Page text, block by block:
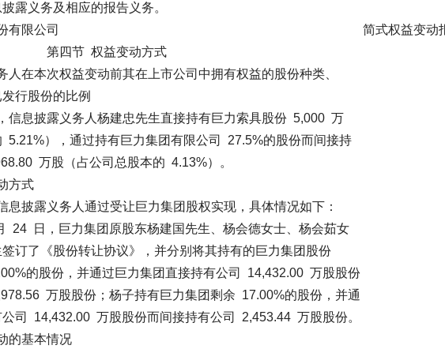
露义务及相应的报告义务。
股份有限公司 简式权益变动报
益变动方式
在本次权益变动前其在上市公司中拥有权益的股份种类、
行股份的比例
息披露义务人杨建忠先生直接持有巨力索具股份 5,000 万
5.21%），通过持有巨力集团有限公司 27.5%的股份而间接持
万股（占公司总股本的 4.13%）。
方式
披露义务人通过受让巨力集团股权实现，具体情况如下：
日，巨力集团原股东杨建国先生、杨会德女士、杨会茹女
订了《股份转让协议》，并分别将其持有的巨力集团股份
的股份，并通过巨力集团直接持有公司 14,432.00 万股股份
万股股份；杨子持有巨力集团剩余 17.00%的股份，并通
司 14,432.00 万股股份而间接持有公司 2,453.44 万股股份。
的基本情况